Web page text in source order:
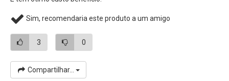
• Blister com 2x Pilhas AAA Palito Recarregáveis (TNH-
• Compatíveis com todos os Carregadores para Pilha AAA
Sim, recomendaria este produto a um amigo
3 0
Compartilhar...